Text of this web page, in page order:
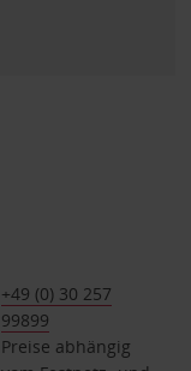
+49 (0) 30 257
99899
Preise abhängig